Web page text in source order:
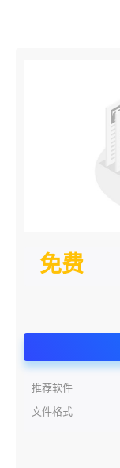
免费
推荐软件
文件格式